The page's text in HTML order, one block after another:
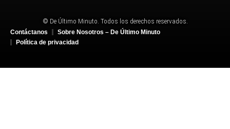
© De Último Minuto. Todos los derechos reservados.
Contáctanos
Sobre Nosotros – De Último Minuto
Política de privacidad